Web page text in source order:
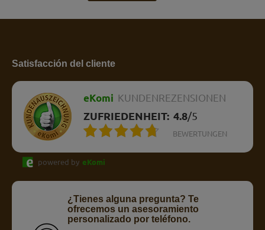
Satisfacción del cliente
eKomi KUNDENREZENSIONEN
ZUFRIEDENHEIT: 4.8/5
BEWERTUNGEN
powered by eKomi
¿Tienes alguna pregunta? Te
ofrecemos un asesoramiento
personalizado por teléfono.